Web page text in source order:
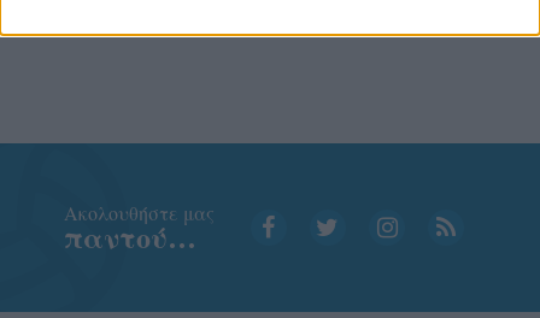
Aκολουθήστε μας
παντού…